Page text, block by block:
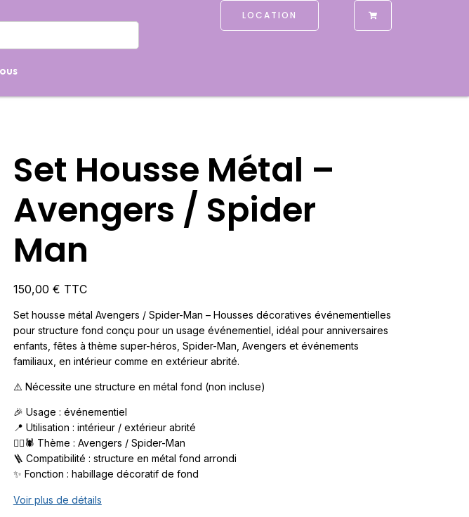
LOCATION
Set Housse Métal –
Avengers / Spider
Man
150,00 € TTC
Set housse métal Avengers / Spider-Man – Housses décoratives événementielles
pour structure fond conçu pour un usage événementiel, idéal pour anniversaires
enfants, fêtes à thème super-héros, Spider-Man, Avengers et événements
familiaux, en intérieur comme en extérieur abrité.
⚠️ Nécessite une structure en métal fond (non incluse)
🎉 Usage : événementiel
📍 Utilisation : intérieur / extérieur abrité
🦸‍♂️🕷️ Thème : Avengers / Spider-Man
🪜 Compatibilité : structure en métal fond arrondi
✨ Fonction : habillage décoratif de fond
Voir plus de détails